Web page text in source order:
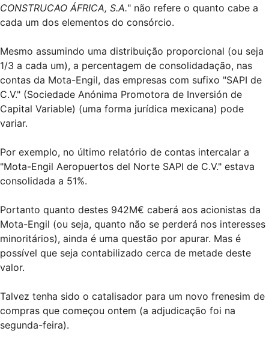
CONSTRUCAO ÁFRICA, S.A." não refere o quanto cabe a
cada um dos elementos do consórcio.
Mesmo assumindo uma distribuição proporcional (ou seja
1/3 a cada um), a percentagem de consolidadação, nas
contas da Mota-Engil, das empresas com sufixo "SAPI de
C.V." (Sociedade Anónima Promotora de Inversión de
Capital Variable) (uma forma jurídica mexicana) pode
variar.
Por exemplo, no último relatório de contas intercalar a
"Mota-Engil Aeropuertos del Norte SAPI de C.V." estava
consolidada a 51%.
Portanto quanto destes 942M€ caberá aos acionistas da
Mota-Engil (ou seja, quanto não se perderá nos interesses
minoritários), ainda é uma questão por apurar. Mas é
possível que seja contabilizado cerca de metade deste
valor.
Talvez tenha sido o catalisador para um novo frenesim de
compras que começou ontem (a adjudicação foi na
segunda-feira).